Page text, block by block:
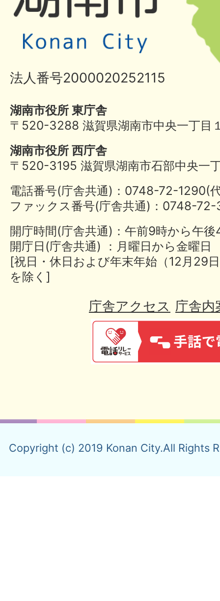
法人番号2000020252115
湖南市役所 東庁舎
〒520-3288 滋賀県湖南市中央一丁目
湖南市役所 西庁舎
〒520-3195 滋賀県湖南市石部中央一
電話番号(庁舎共通)：0748-72-
ファックス番号(庁舎共通)：0748-
開庁時間(庁舎共通)：午前9時から午
開庁日(庁舎共通) ：月曜日から金曜日
[祝日・休日および年末年始（12月29
を除く]
庁舎アクセス 庁舎内
Copyright (c) 2019 Konan City.All Rights